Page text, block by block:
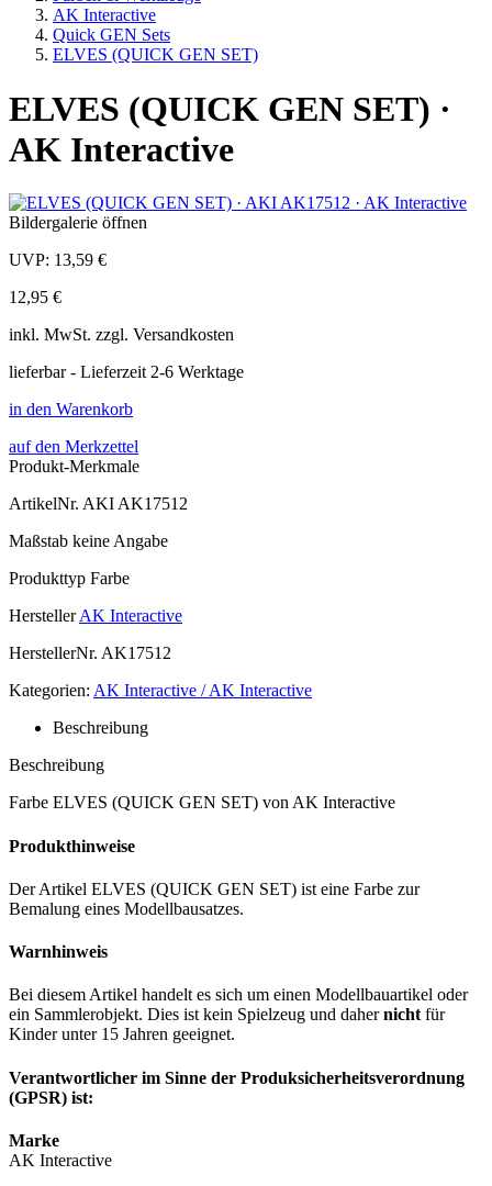
AK Interactive
Quick GEN Sets
ELVES (QUICK GEN SET)
ELVES (QUICK GEN SET) ·
AK Interactive
Bildergalerie öffnen
UVP: 13,59 €
12,95 €
inkl. MwSt. zzgl. Versandkosten
lieferbar - Lieferzeit 2-6 Werktage
in den Warenkorb
auf den Merkzettel
Produkt-Merkmale
ArtikelNr. AKI AK17512
Maßstab keine Angabe
Produkttyp Farbe
Hersteller AK Interactive
HerstellerNr. AK17512
Kategorien: AK Interactive / AK Interactive
Beschreibung
Beschreibung
Farbe ELVES (QUICK GEN SET) von AK Interactive
Produkthinweise
Der Artikel ELVES (QUICK GEN SET) ist eine Farbe zur
Bemalung eines Modellbausatzes.
Warnhinweis
Bei diesem Artikel handelt es sich um einen Modellbauartikel oder
ein Sammlerobjekt. Dies ist kein Spielzeug und dahernicht für
Kinder unter 15 Jahren geeignet.
Verantwortlicher im Sinne der Produksicherheitsverordnung
(GPSR) ist:
Marke
AK Interactive